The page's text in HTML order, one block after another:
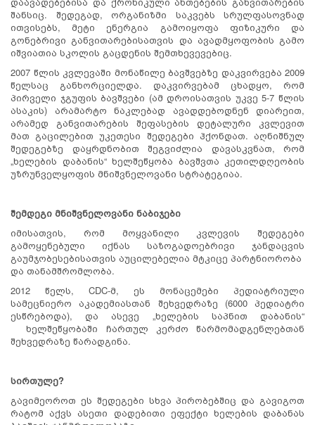
შანსიც. შედეგად, ორგანიზმი საკვებს სრულფასოვნად
ითვისებს, მეტი ენერგია გამოიყოფა ფიზიკური და
გონებრივი განვითარებისათვის და ავადმყოფობის გამო
იშვიათია სკოლის გაცდენის შემთხევევებიც.
2007 წლის კვლევაში მონაწილე ბავშვებზე დაკვირვება 2009
წელსაც განხორციელდა. დაკვირვებამ ცხადყო, რომ
პირველი ჯგუფის ბავშვები (ამ დროისათვის უკვე 5-7 წლის
ასაკის) არამარტო ნაკლებად ავადდებოდნენ დიარეით,
არამედ განვითარების შეფასების დეტალური კვლევით
მათ გაცილებით უკეთესი შედეგები ჰქონდათ. აღნიშნულ
შედეგებზე დაყრდნობით შეგვიძლია დავასკვნათ, რომ
„ხელების დაბანის“ ხელშეწყობა ბავშვთა კეთილდღეობის
უზრუნველყოფის მნიშვნელოვანი სტრატეგიაა.
შემდეგი მნიშვნელოვანი ნაბიჯები
იმისათვის, რომ მოყვანილი კვლევის შედეგები
გამოყენებული იქნას საზოგადოებრივი ჯანდაცვის
გაუმჯობესებისათვის აუცილებელია მტკიცე პარტნიორობა
და თანამშრომლობა.
2012 წელს, CDC-მ, ეს მონაცემები პედიატრიული
სამეცნიერო აკადემიასთან შეხვედრაზე (6000 პედიატრი
ესწრებოდა), და ასევე „ხელების საპნით დაბანის“
ხელშეწყობაში ჩართულ კერძო წარმომადგენლებთან
შეხვედრაზე წარადგინა.
სირთულე?
გავიმეოროთ ეს შედეგები სხვა პირობებშიც და გავიგოთ
რატომ აქვს ასეთი დადებითი ეფექტი ხელების დაბანას